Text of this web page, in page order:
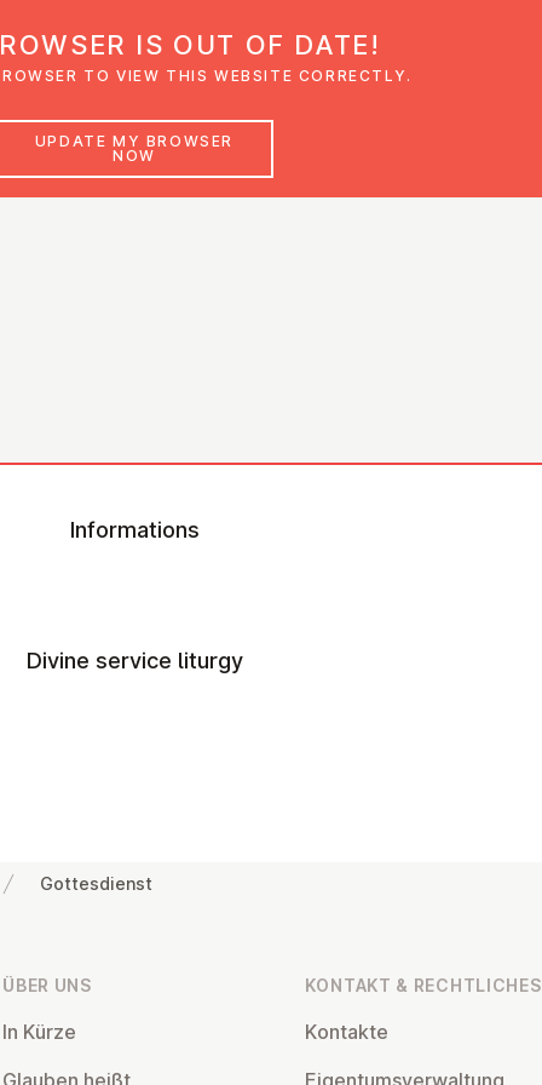
News Veranstaltungen
Informations
Divine service liturgy
Gottesdienst
ÜBER UNS
In Kürze
Glauben heißt
KONTAKT & RECHT­LICHES
Kontakte
Ei­gentums­ver­wal­tung
IS OUT OF DATE!
TO VIEW THIS WEBSITE CORRECTLY.
UPDATE MY BROWSER
NOW